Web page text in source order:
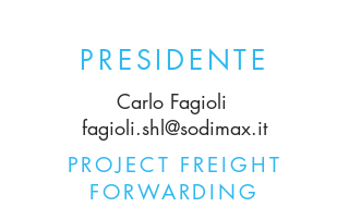
PRESIDENTE
Carlo Fagioli
fagioli.shl@sodimax.it
PROJECT FREIGHT
FORWARDING